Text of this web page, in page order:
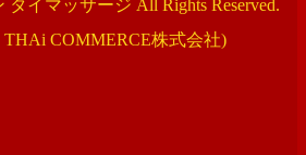
タイマッサージ All Rights Reserved.
THAi COMMERCE株式会社)